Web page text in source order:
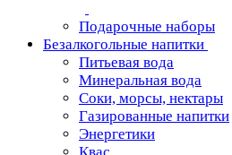
Подарочные наборы
Безалкогольные напитки
Питьевая вода
Минеральная вода
Соки, морсы, нектары
Газированные напитки
Энергетики